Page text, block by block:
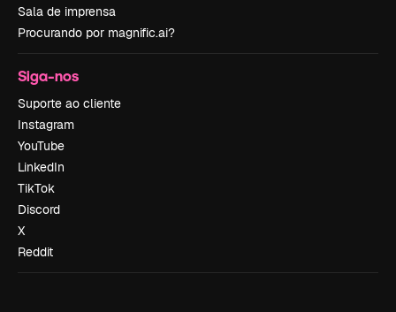
Sala de imprensa
Procurando por magnific.ai?
Siga-nos
Suporte ao cliente
Instagram
YouTube
LinkedIn
TikTok
Discord
X
Reddit